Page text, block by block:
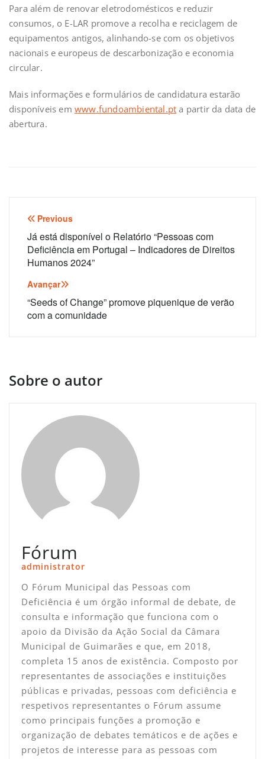
Para além de renovar eletrodomésticos e reduzir
consumos, o E-LAR promove a recolha e reciclagem de
equipamentos antigos, alinhando-se com os objetivos
nacionais e europeus de descarbonização e economia
circular.
Mais informações e formulários de candidatura estarão
disponíveis em www.fundoambiental.pt a partir da data de
abertura.
Navegação
de
artigos
Previous
Já está disponível o Relatório “Pessoas com
Deficiência em Portugal – Indicadores de Direitos
Humanos 2024”
Avançar
“Seeds of Change” promove piquenique de verão
com a comunidade
Sobre o autor
Fórum
administrator
O Fórum Municipal das Pessoas com
Deficiência é um órgão informal de debate, de
consulta e informação que funciona com o
apoio da Divisão da Ação Social da Câmara
Municipal de Guimarães e que, em 2018,
completa 15 anos de existência. Composto por
representantes de associações e instituições
públicas e privadas, pessoas com deficiência e
respetivos representantes o Fórum assume
como principais funções a promoção e
organização de debates temáticos e de ações e
projetos de interesse para as pessoas com